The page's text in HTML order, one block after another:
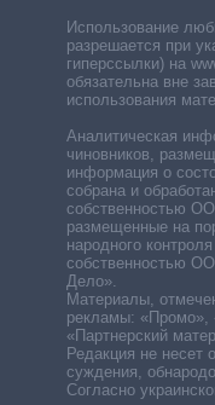
Использование
разрешается при
гиперссылки) на
обязательна вне
использования
Аналитическая
чиновников,
информация о
собрана и
собственностью
размещенные на
народного
собственностью ОО
Дело».
Материалы,
рекламы: «Промо»,
«Партнерский
Редакция не несет
суждения,
Согласно